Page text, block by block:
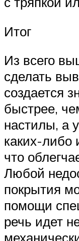
Итог
Из всего
сделать
создается
быстрее,
настилы, а
каких-либо
что
Любой
покрытия
помощи
речь идет